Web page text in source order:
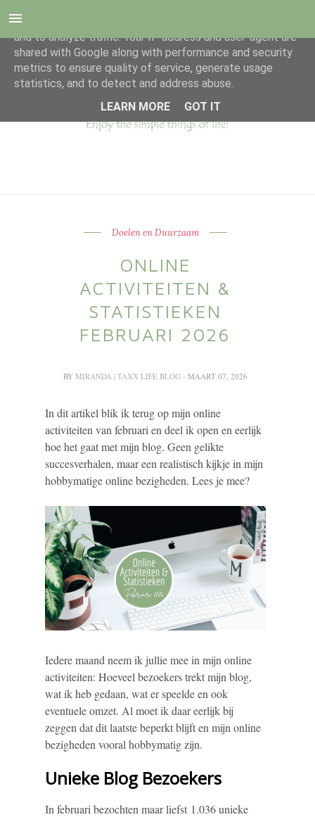
Doelen en Duurzaam
ONLINE
ACTIVITEITEN &
STATISTIEKEN
FEBRUARI 2026
BY MIRANDA | TAXX LIFE BLOG - MAART 07, 2026
In dit artikel blik ik terug op mijn online
activiteiten van februari en deel ik open en eerlijk
hoe het gaat met mijn blog. Geen gelikte
succesverhalen, maar een realistisch kijkje in mijn
hobbymatige online bezigheden. Lees je mee?
Iedere maand neem ik jullie mee in mijn online
activiteiten: Hoeveel bezoekers trekt mijn blog,
wat ik heb gedaan, wat er speelde en ook
eventuele omzet. Al moet ik daar eerlijk bij
zeggen dat dit laatste beperkt blijft en mijn online
bezigheden vooral hobbymatig zijn.
Unieke Blog Bezoekers
In februari bezochten maar liefst 1.036 unieke
This site uses cookies from Google to deliver its services
and to analyze traffic. Your IP address and user-agent are
shared with Google along with performance and security
metrics to ensure quality of service, generate usage
statistics, and to detect and address abuse.
LEARN MORE
GOT IT